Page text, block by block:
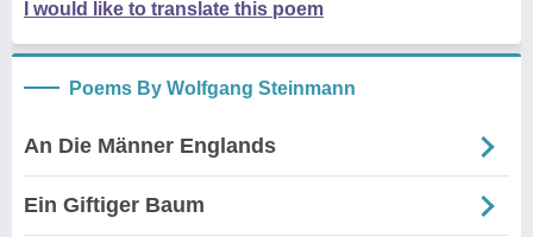
I would like to translate this poem
Poems By Wolfgang Steinmann
An Die Männer Englands
Ein Giftiger Baum